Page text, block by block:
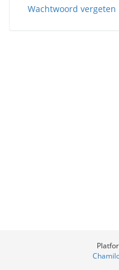
Wachtwoord vergeten